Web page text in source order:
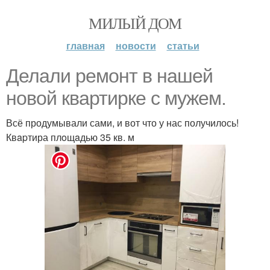
МИЛЫЙ ДОМ
главная новости статьи
Делали ремонт в нашей
новой квартирке с мужем.
Всё продумывали сами, и вот что у нас получилось!
Квapтира плoщaдью 35 кв. м